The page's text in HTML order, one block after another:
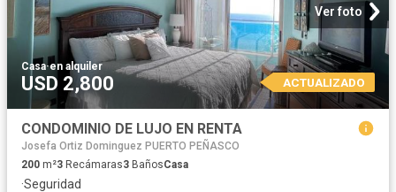
Ver foto
Casa·en alquiler
USD 2,800 ACTUALIZADO
CONDOMINIO DE LUJO EN RENTA
Josefa Ortiz Dominguez PUERTO PEÑASCO
200 m²3 Recámaras3 BañosCasa
·Seguridad